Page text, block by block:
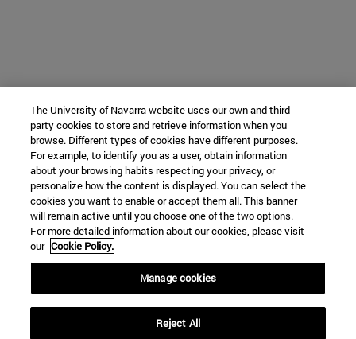
The University of Navarra website uses our own and third-
party cookies to store and retrieve information when you
browse. Different types of cookies have different purposes.
For example, to identify you as a user, obtain information
about your browsing habits respecting your privacy, or
personalize how the content is displayed. You can select the
cookies you want to enable or accept them all. This banner
will remain active until you choose one of the two options.
For more detailed information about our cookies, please visit
our Cookie Policy.
Manage cookies
Reject All